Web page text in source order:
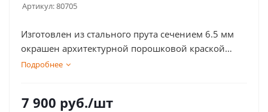
Артикул:80705
Изготовлен из стального прута сечением 6.5 мм
окрашен архитектурной порошковой краской
INVER Италия. Мебельная фанера обработана
Подробнее
7 900 руб./шт